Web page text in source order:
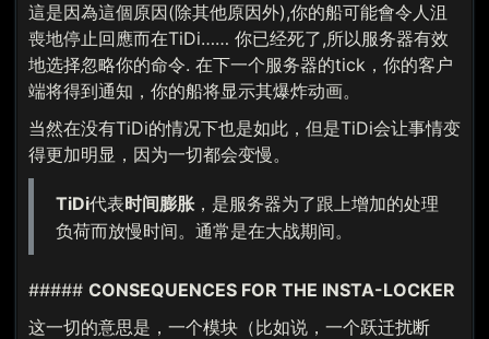
這是因為這個原因(除其他原因外),你的船可能會令人沮
喪地停止回應而在TiDi…… 你已经死了,所以服务器有效
地选择忽略你的命令. 在下一个服务器的tick，你的客户
端将得到通知，你的船将显示其爆炸动画。
当然在没有TiDi的情况下也是如此，但是TiDi会让事情变
得更加明显，因为一切都会变慢。
TiDi代表时间膨胀，是服务器为了跟上增加的处理
负荷而放慢时间。通常是在大战期间。
##### CONSEQUENCES FOR THE INSTA-LOCKER
这一切的意思是，一个模块（比如说，一个跃迁扰断